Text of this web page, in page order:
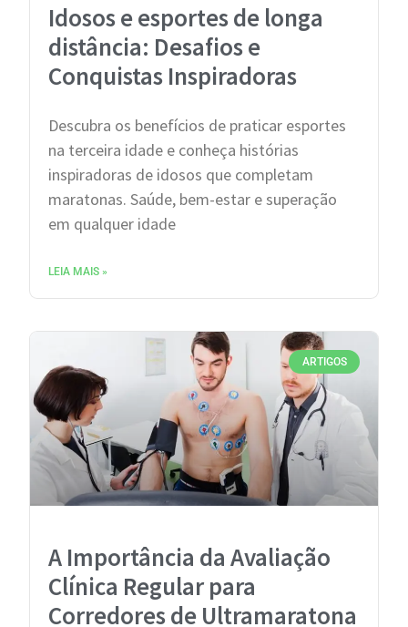
Idosos e esportes de longa
distância: Desafios e
Conquistas Inspiradoras
Descubra os benefícios de praticar esportes
na terceira idade e conheça histórias
inspiradoras de idosos que completam
maratonas. Saúde, bem-estar e superação
em qualquer idade
LEIA MAIS »
ARTIGOS
A Importância da Avaliação
Clínica Regular para
Corredores de Ultramaratona